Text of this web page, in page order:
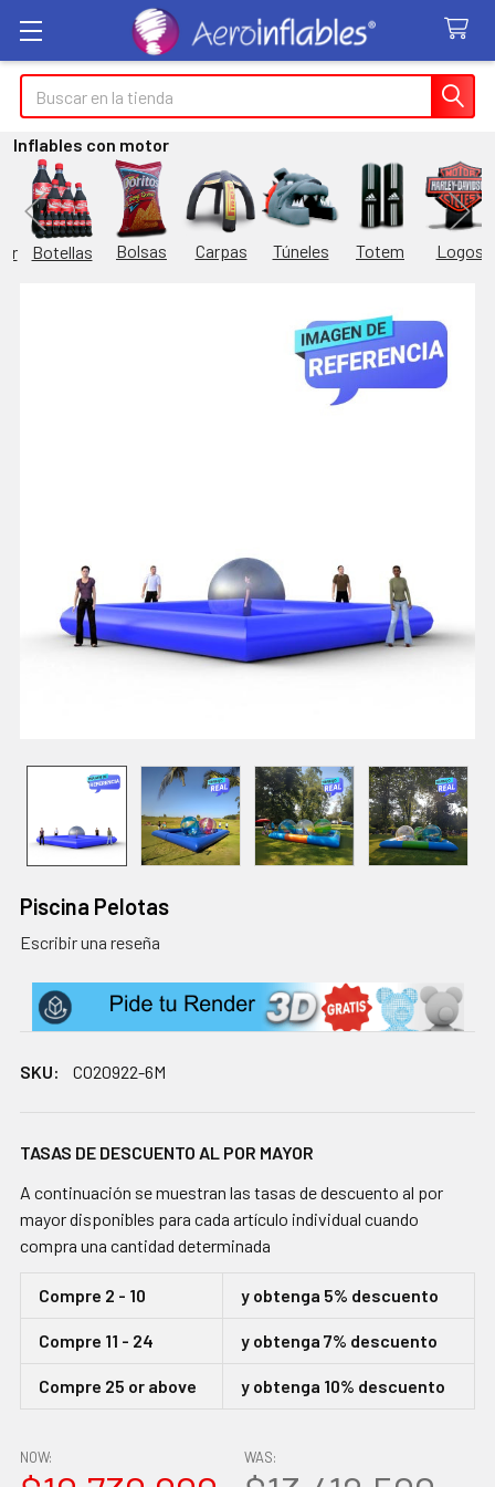
Buscar
Inflables con motor
Botellas Bolsas Carpas Túneles Totem Logos
Piscina Pelotas
Escribir una reseña
SKU: CO20922-6M
TASAS DE DESCUENTO AL POR MAYOR
A continuación se muestran las tasas de descuento al por
mayor disponibles para cada artículo individual cuando
compra una cantidad determinada
Compre 2 - 10 y obtenga 5% descuento
Compre 11 - 24 y obtenga 7% descuento
Compre 25 or above y obtenga 10% descuento
NOW: WAS: